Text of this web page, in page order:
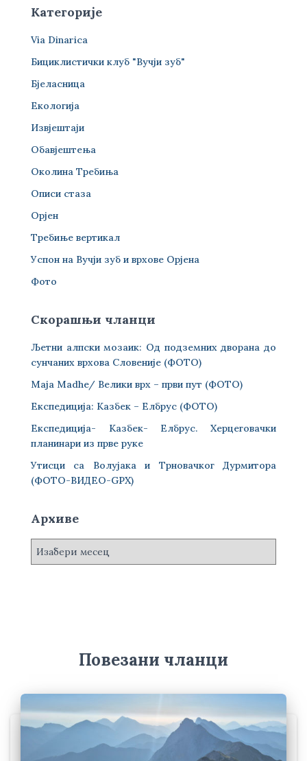
Категорије
Via Dinarica
Бициклистички клуб "Вучји зуб"
Бјеласница
Екологија
Извјештаји
Обавјештења
Околина Требиња
Описи стаза
Орјен
Требиње вертикал
Успон на Вучји зуб и врхове Орјена
Фото
Скорашњи чланци
Љетни алпски мозаик: Од подземних дворана до
сунчаних врхова Словеније (ФОТО)
Maja Madhe/ Велики врх – први пут (ФОТО)
Експедиција: Казбек – Елбрус (ФОТО)
Експедиција- Казбек- Елбрус. Херцеговачки
планинари из прве руке
Утисци са Волујака и Трновачког Дурмитора
(ФОТО-ВИДЕО-GPX)
Архиве
А
Повезани чланци